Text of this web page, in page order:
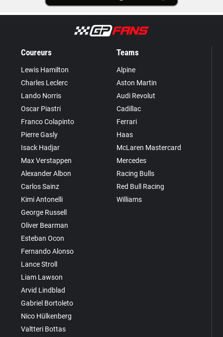
Coureurs
Lewis Hamilton
Charles Leclerc
Lando Norris
Oscar Piastri
Franco Colapinto
Pierre Gasly
Isack Hadjar
Max Verstappen
Alexander Albon
Carlos Sainz
Kimi Antonelli
George Russell
Oliver Bearman
Esteban Ocon
Fernando Alonso
Lance Stroll
Liam Lawson
Arvid Lindblad
Gabriel Bortoleto
Nico Hülkenberg
Valtteri Bottas
Teams
Alpine
Aston Martin
Audi Revolut
Cadillac
Ferrari
Haas
McLaren Mastercard
Mercedes
Racing Bulls
Red Bull Racing
Williams